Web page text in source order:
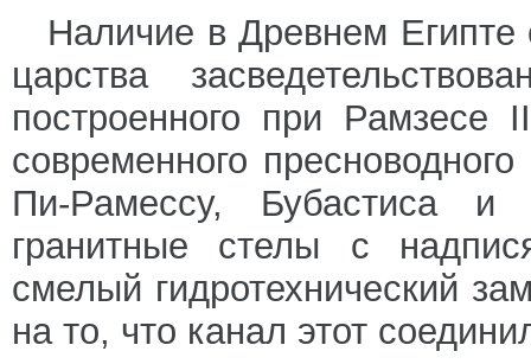
Наличие в Древнем Египте
царства
построенного при
современного
Пи-Рамессу, Бубастиса
гранитные стелы с
смелый гидротехнический
на то, что канал этот